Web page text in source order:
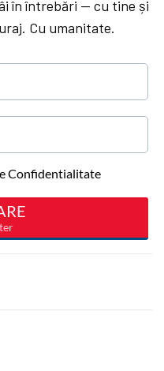
în întrebări — cu tine și
Cu umanitate.